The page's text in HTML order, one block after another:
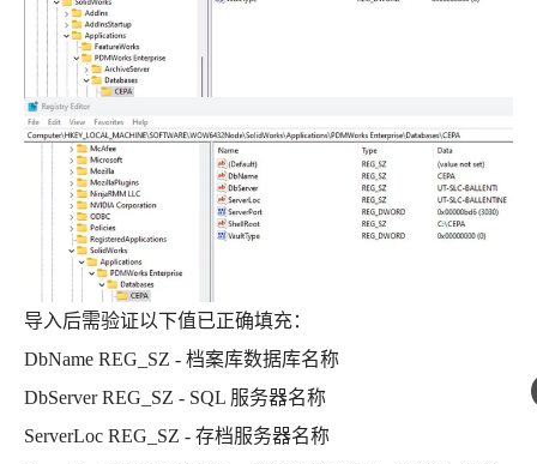
导入后需验证以下值已正确填充：
DbName REG_SZ - 档案库数据库名称
DbServer REG_SZ - SQL 服务器名称
ServerLoc REG_SZ - 存档服务器名称